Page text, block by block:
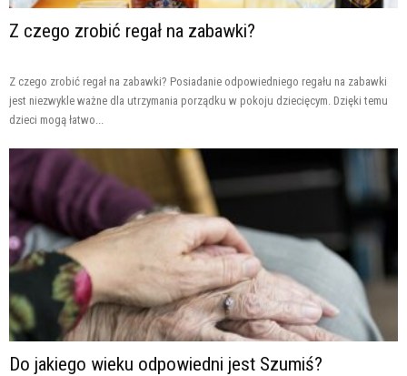
Z czego zrobić regał na zabawki?
Z czego zrobić regał na zabawki? Posiadanie odpowiedniego regału na zabawki
jest niezwykle ważne dla utrzymania porządku w pokoju dziecięcym. Dzięki temu
dzieci mogą łatwo...
Do jakiego wieku odpowiedni jest Szumiś?